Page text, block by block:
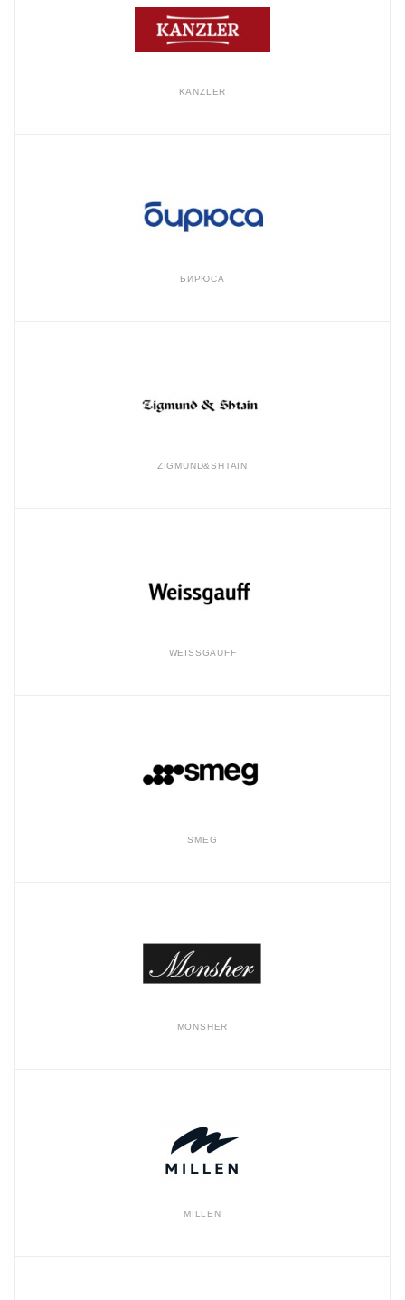
KANZLER
БИРЮСА
ZIGMUND&SHTAIN
WEISSGAUFF
SMEG
MONSHER
MILLEN